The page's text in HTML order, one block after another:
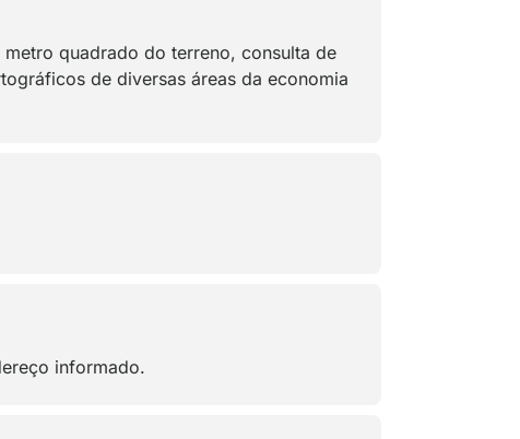
quadrado do terreno, consulta de
de diversas áreas da economia
informado.